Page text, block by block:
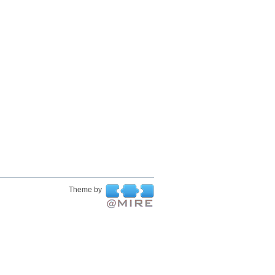
Theme by